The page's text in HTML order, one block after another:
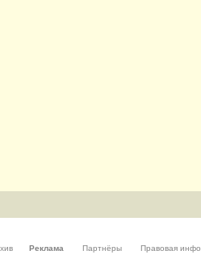
Реклама Партнёры Правовая